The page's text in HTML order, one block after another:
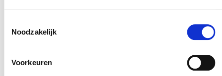
Noodzakelijk
Voorkeuren
omstandigheden waarom de koppeling moet
functioneren (bijvoorbeeld binnen of buiten). Wilt u
meer informatie? Wij komen graag langs en denken